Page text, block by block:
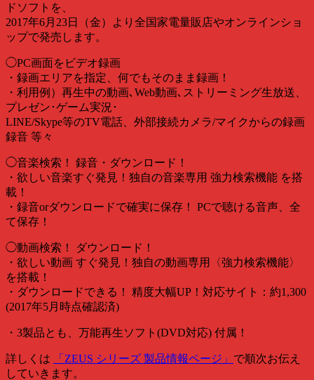
ドソフトを、
2017年6月23日（金）より全国家電量販店やオンラインショ
ップで発売します。
◯PC画面をビデオ録画
・録画エリアを指定、何でもそのまま録画！
・利用例）再生中の動画､Web動画､ストリーミング生放送、
プレゼン･ゲーム実況･
LINE/Skype等のTV電話、外部接続カメラ/マイクからの録画
録音 等々
◯音楽検索！ 録音・ダウンロード！
・欲しい音楽すぐ発見！独自の音楽専用 強力検索機能 を搭
載！
・録音orダウンロードで確実に保存！ PCで聴ける音声、全
て保存！
◯動画検索！ ダウンロード！
・欲しい動画 すぐ発見！独自の動画専用〈強力検索機能〉
を搭載！
・ダウンロードできる！ 精度大幅UP！対応サイト：約1,300
(2017年5月時点確認済)
・3製品とも、万能再生ソフト(DVD対応) 付属！
詳しくは 「ZEUS シリーズ 製品情報ページ」 で順次お伝え
していきます。